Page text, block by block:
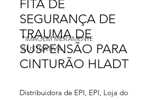
FITA DE
SEGURANÇA DE
TRAUMA DE
SUSPENSÃO PARA
CINTURÃO HLADT
Distribuidora de EPI, EPI, Loja do
*IMAGEM MERAMENTE
ILUSTRATIVA